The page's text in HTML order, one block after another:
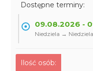
Dostępne terminy:
09.08.2026 -
Niedziela → Niedziela
Ilość osób: